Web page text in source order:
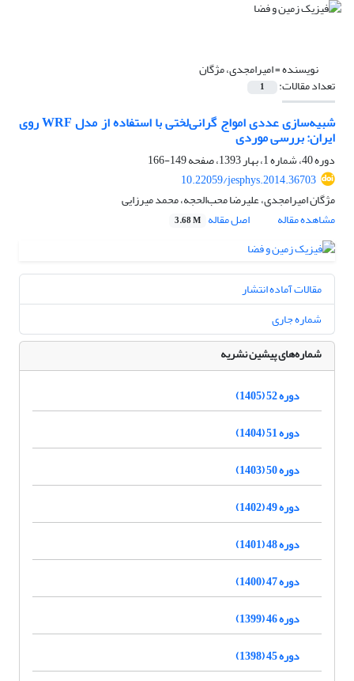
نویسنده =امیرامجدی، مژگان
تعداد مقالات: 1
شبیه‌سازی عددی امواج گرانی‌لختی با استفاده از مدل WRF روی
ایران: بررسی موردی
دوره 40، شماره 1، بهار 1393، صفحه
149-166
10.22059/jesphys.2014.36703
مژگان امیرامجدی، علیرضا محب‌الحجه، محمد میرزایی
مشاهده مقاله
اصل مقاله 3.68 M
مقالات آماده انتشار
شماره جاری
شماره‌های پیشین نشریه
دوره 52 (1405)
دوره 51 (1404)
دوره 50 (1403)
دوره 49 (1402)
دوره 48 (1401)
دوره 47 (1400)
دوره 46 (1399)
دوره 45 (1398)